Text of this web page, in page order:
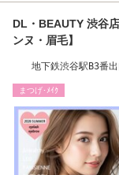
DL・BEAUTY 渋谷
ンヌ・眉毛】
地下鉄渋谷駅B3番
まつげ･ﾒｲｸ